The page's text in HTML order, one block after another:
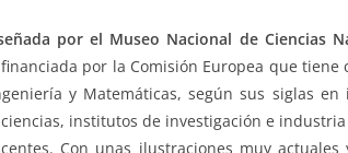
por el Museo Nacional de Ciencias
por la Comisión Europea que tiene
y Matemáticas, según sus siglas
institutos de investigación e
Con unas ilustraciones muy